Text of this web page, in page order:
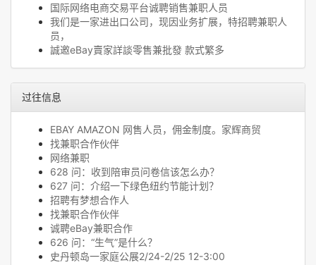
国际网络电商交易平台诚聘销售兼职人员
我们是一家进出口公司，现因业务扩展，特招聘兼职人
员，
誠邀eBay賣家詳談零售兼批發 款式繁多
过往信息
EBAY AMAZON 网售人员，佣金制度。家辉商贸
找兼职合作伙伴
网络兼职
628 问：收到陪审员问卷信该怎么办？
627 问：介绍一下绿色纽约节能计划？
招聘有梦想合作人
找兼职合作伙伴
诚聘eBay兼职合作
626 问：“生气”是什么？
史丹顿岛一家庭公展2/24-2/25 12-3:00